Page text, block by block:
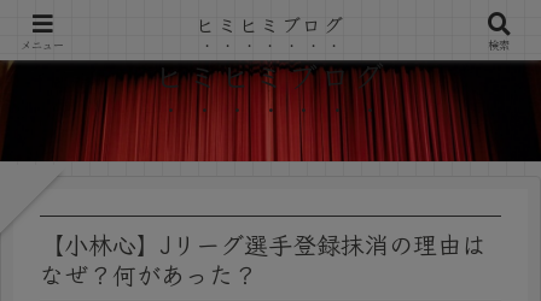
ヒミヒミブログ
【小林心】Jリーグ選手登録抹消の理由は
なぜ？何があった？
メニュー
ヒミヒミブログ
検索